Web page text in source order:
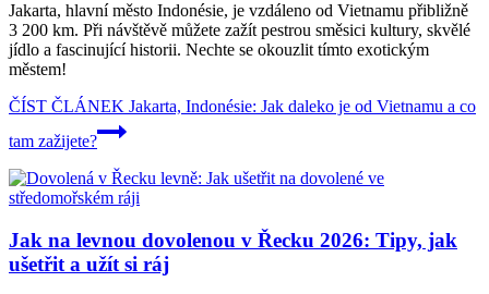
Jakarta, hlavní město Indonésie, je vzdáleno od Vietnamu přibližně
3 200 km. Při návštěvě můžete zažít pestrou směsici kultury, skvělé
jídlo a fascinující historii. Nechte se okouzlit tímto exotickým
městem!
ČÍST ČLÁNEK Jakarta, Indonésie: Jak daleko je od Vietnamu a co
tam zažijete?
Jak na levnou dovolenou v Řecku 2026: Tipy, jak
ušetřit a užít si ráj